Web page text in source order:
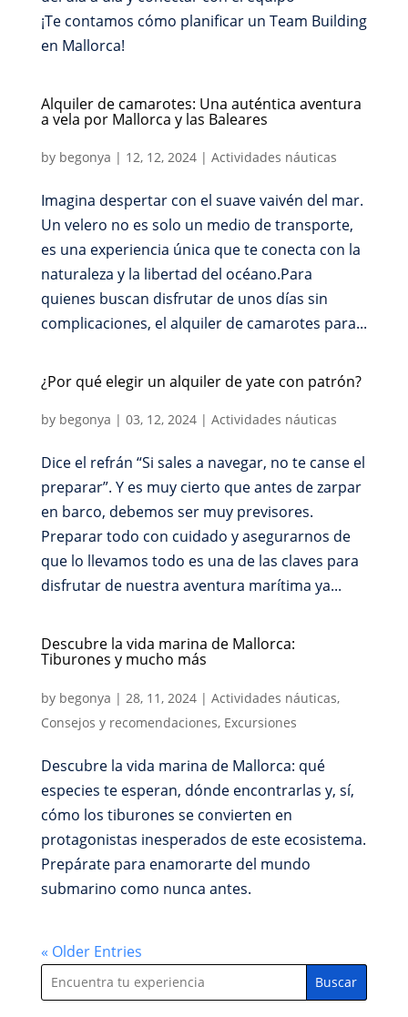
¡Te contamos cómo planificar un Team Building
en Mallorca!
Alquiler de camarotes: Una auténtica aventura
a vela por Mallorca y las Baleares
by begonya | 12, 12, 2024| Actividades náuticas
Imagina despertar con el suave vaivén del mar.
Un velero no es solo un medio de transporte,
es una experiencia única que te conecta con la
naturaleza y la libertad del océano.Para
quienes buscan disfrutar de unos días sin
complicaciones, el alquiler de camarotes para...
¿Por qué elegir un alquiler de yate con patrón?
by begonya | 03, 12, 2024| Actividades náuticas
Dice el refrán “Si sales a navegar, no te canse el
preparar”. Y es muy cierto que antes de zarpar
en barco, debemos ser muy previsores.
Preparar todo con cuidado y asegurarnos de
que lo llevamos todo es una de las claves para
disfrutar de nuestra aventura marítima ya...
Descubre la vida marina de Mallorca:
Tiburones y mucho más
by begonya | 28, 11, 2024| Actividades náuticas,
Consejos y recomendaciones, Excursiones
Descubre la vida marina de Mallorca: qué
especies te esperan, dónde encontrarlas y, sí,
cómo los tiburones se convierten en
protagonistas inesperados de este ecosistema.
Prepárate para enamorarte del mundo
submarino como nunca antes.
« Older Entries
Buscar